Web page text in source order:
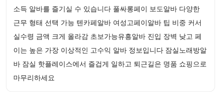
소득 알바를 즐기실 수 있습니다 풀싸롱페이 보도알바 다양한
근무 형태 선택 가능 텐카페알바 여성고페이알바 팁 비중 커서
실수령 금액 크게 올라감 초보가능유흥알바 진입 장벽 낮고 페
이는 높은 가장 이상적인 고수익 알바 정보입니다 잠실노래방알
바 잠실 핫플레이스에서 즐겁게 일하고 퇴근길은 명품 쇼핑으로
마무리하세요